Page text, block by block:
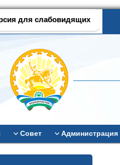
для слабовидящих
Совет Администрация